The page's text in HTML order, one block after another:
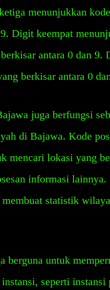
menunjukkan
Digit keempat
antara 0 dan 9.
berkisar antara 0
juga berfungsi
di Bajawa. Kode
mencari lokasi yang
informasi
statistik
berguna untuk
seperti instansi